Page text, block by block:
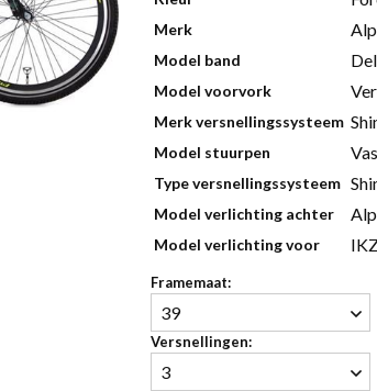
Merk
Model band
Model voorvork
Merk versnellingssysteem
Model stuurpen
Type versnellingssysteem
Model verlichting achter
Model verlichting voor
Framemaat:
39
Versnellingen:
3